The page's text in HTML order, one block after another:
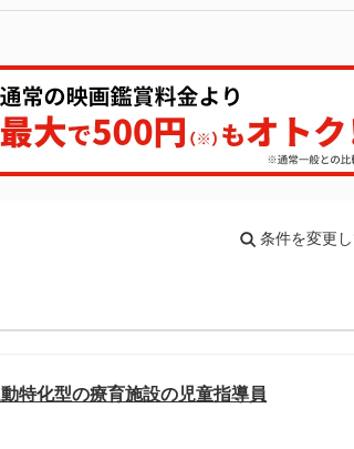
条件を変更
特化型の療育施設の児童指導員